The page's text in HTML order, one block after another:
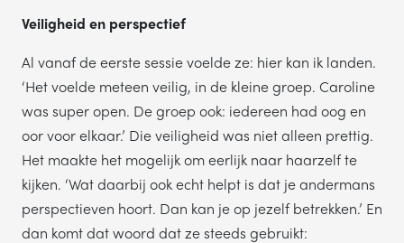
Veiligheid en perspectief
Al vanaf de eerste sessie voelde ze: hier kan ik landen.
‘Het voelde meteen veilig, in de kleine groep. Caroline
was super open. De groep ook: iedereen had oog en
oor voor elkaar.’ Die veiligheid was niet alleen prettig.
Het maakte het mogelijk om eerlijk naar haarzelf te
kijken. ‘Wat daarbij ook echt helpt is dat je andermans
perspectieven hoort. Dan kan je op jezelf betrekken.’ En
dan komt dat woord dat ze steeds gebruikt: